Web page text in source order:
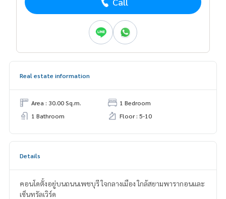
Real estate information
Area : 30.00 Sq.m.
1 Bedroom
1 Bathroom
Floor : 5-10
Details
คอนโดตั้งอยู่บนถนนเพชบุรี ใจกลางเมือง ใกล้สยามพารากอนและ
เซ็นทรัลเวิร์ด